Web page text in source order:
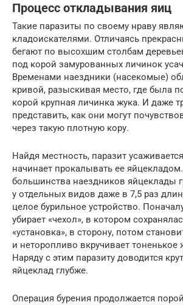
Процесс откладывания яиц
Такие паразиты по своему нраву
кладоискателями. Отличаясь
бегают по высохшим столбам
под корой замурованных личинок
Временами наездники (насекомые)
кривой, разыскивая место, где была
корой крупная личинка жука. И даже
представить, как они могут
через такую плотную кору.
Найдя местность, паразит
начинает прокалывать ее
большинства наездников яйцеклады
у отдельных видов даже в 7,5 раз
целое бурильное устройство.
убирает «чехол», в котором
«установка», в сторону, потом
и неторопливо вкручивает тоненькое
Наряду с этим паразиту доводится
яйцеклад глубже.
Операция бурения продолжается